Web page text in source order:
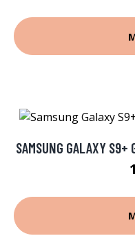
SAMSUNG GALAXY S9+